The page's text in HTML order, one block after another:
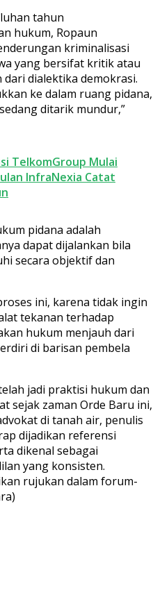
tahun
hukum, Ropaun
kriminalisasi
yang bersifat kritik atau
dari dialektika demokrasi.
ke dalam ruang pidana,
ditarik mundur,”
TelkomGroup Mulai
InfraNexia Catat
pidana adalah
dapat dijalankan bila
secara objektif dan
ini, karena tidak ingin
tekanan terhadap
hukum menjauh dari
di barisan pembela
jadi praktisi hukum dan
sejak zaman Orde Baru ini,
di tanah air, penulis
dijadikan referensi
dikenal sebagai
yang konsisten.
rujukan dalam forum-